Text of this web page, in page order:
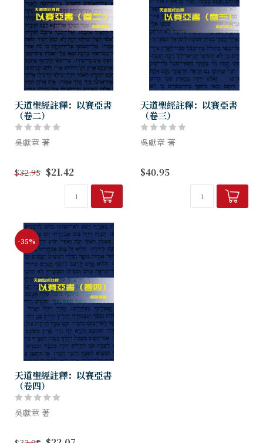
天道聖經註釋：以賽亞書
（卷二）
吳獻章 著
由針對以色列（一～十二章）
轉到列邦（十三～二十三
章），這個段落與上下文有何
關連？第二十四章至三十九章
$32.95 $21.42
天道聖經註釋：以賽亞書
（卷三）
吳獻章 著
五章的註解，乃作者博士論文
〈以賽亞書在啟示錄十七～二
十二章中的引用〉的延伸。
當中主要部分（本文）是為一
$40.95
-35%
天道聖經註釋：以賽亞書
（卷四）
吳獻章 著